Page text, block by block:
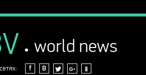
. world news
f В